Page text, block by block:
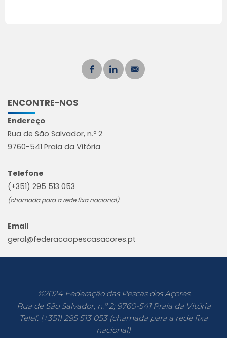
ENCONTRE-NOS
Endereço
Rua de São Salvador, n.º 2
9760-541 Praia da Vitória
Telefone
(+351) 295 513 053
(chamada para a rede fixa nacional)
Email
geral@federacaopescasacores.pt
©2024 Federação das Pescas dos Açores
Rua de São Salvador, n.º 2; 9760-541 Praia da Vitória
Telef. (+351) 295 513 053 (chamada para a rede fixa
nacional)